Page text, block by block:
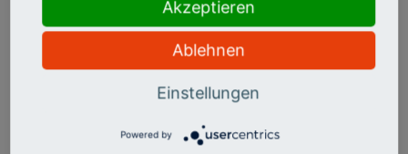
Akzeptieren
Ablehnen
Einstellungen
Powered by